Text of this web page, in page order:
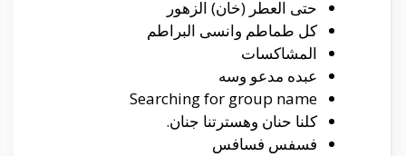
حتى العطر (خان) الزهور
كل طماطم وانسى البراطم
المشاكسات
عبده مدعو وسه
Searching for group name
كلنا حنان وهسترتنا جنان.
فسفس فسافس